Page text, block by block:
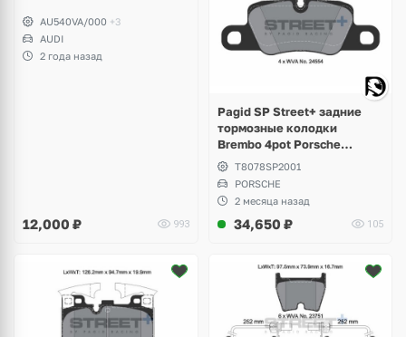
AU540VA/000 +3
AUDI
2 года назад
12,000 ₽ 993
Pagid SP Street+ задние
тормозные колодки
Brembo 4pot Porsche
Panamera Sport Turismo
T8078SP2001
PORSCHE
2 месяца назад
34,650 ₽ 105